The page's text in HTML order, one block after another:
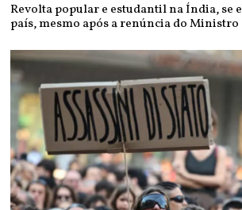
Revolta popular e estudantil na Índia, se
país, mesmo após a renúncia do Ministro